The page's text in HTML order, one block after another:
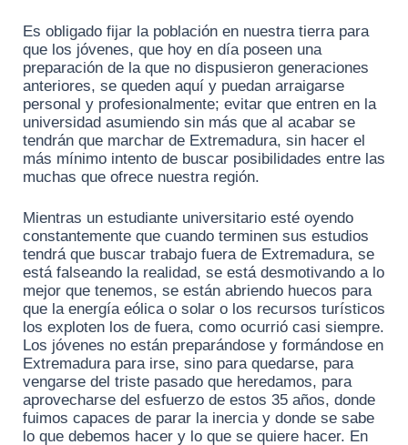
Es obligado fijar la población en nuestra tierra para
que los jóvenes, que hoy en día poseen una
preparación de la que no dispusieron generaciones
anteriores, se queden aquí y puedan arraigarse
personal y profesionalmente; evitar que entren en la
universidad asumiendo sin más que al acabar se
tendrán que marchar de Extremadura, sin hacer el
más mínimo intento de buscar posibilidades entre las
muchas que ofrece nuestra región.
Mientras un estudiante universitario esté oyendo
constantemente que cuando terminen sus estudios
tendrá que buscar trabajo fuera de Extremadura, se
está falseando la realidad, se está desmotivando a lo
mejor que tenemos, se están abriendo huecos para
que la energía eólica o solar o los recursos turísticos
los exploten los de fuera, como ocurrió casi siempre.
Los jóvenes no están preparándose y formándose en
Extremadura para irse, sino para quedarse, para
vengarse del triste pasado que heredamos, para
aprovecharse del esfuerzo de estos 35 años, donde
fuimos capaces de parar la inercia y donde se sabe
lo que debemos hacer y lo que se quiere hacer. En